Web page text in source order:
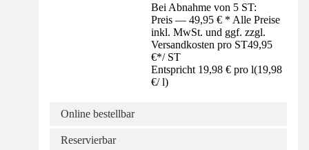
Bei Abnahme von 5 ST:
Preis — 49,95 € * Alle Preise
inkl. MwSt. und ggf. zzgl.
Versandkosten pro ST49,95
€*/ ST
Entspricht 19,98 € pro l(19,98
€/ l)
Online bestellbar
Reservierbar